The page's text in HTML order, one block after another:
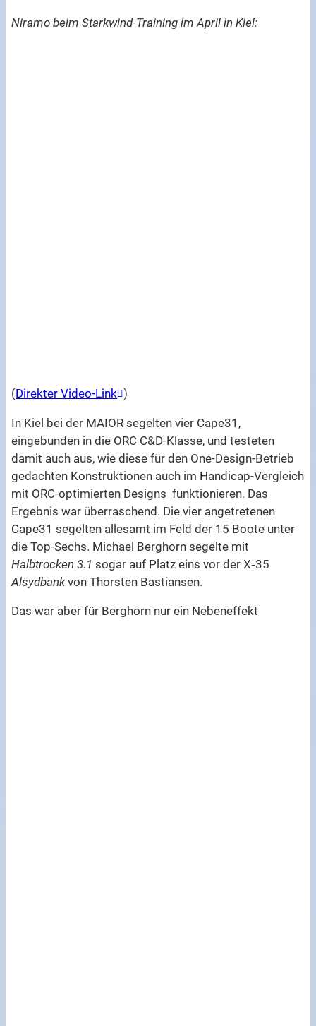
Niramo beim Starkwind-Training im April in Kiel:
(Direkter Video-Link )
In Kiel bei der MAIOR segelten vier Cape31,
eingebunden in die ORC C&D-Klasse, und testeten
damit auch aus, wie diese für den One-Design-Betrieb
gedachten Konstruktionen auch im Handicap-Vergleich
mit ORC-optimierten Designs funktionieren. Das
Ergebnis war überraschend. Die vier angetretenen
Cape31 segelten allesamt im Feld der 15 Boote unter
die Top-Sechs. Michael Berghorn segelte mit
Halbtrocken 3.1 sogar auf Platz eins vor der X‑35
Alsydbankvon Thorsten Bastiansen.
Das war aber für Berghorn nur ein Nebeneffekt